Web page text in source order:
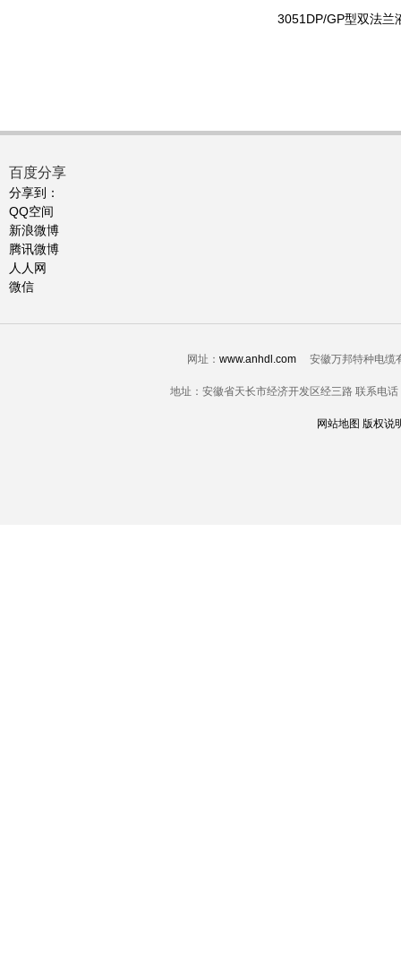
3051DP/GP型双法兰
百度分享
分享到：
QQ空间
新浪微博
腾讯微博
人人网
微信
网址： www.anhdl.com安徽万邦特种电缆有
地址：安徽省天长市经济开发区经三路 联系电
网站地图 版权说